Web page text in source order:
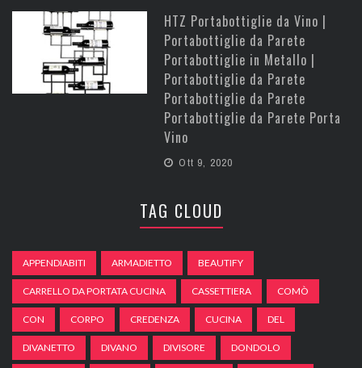
HTZ Portabottiglie da Vino |
Portabottiglie da Parete
Portabottiglie in Metallo |
Portabottiglie da Parete
Portabottiglie da Parete
Portabottiglie da Parete Porta
Vino
Ott 9, 2020
TAG CLOUD
APPENDIABITI ARMADIETTO BEAUTIFY
CARRELLO DA PORTATA CUCINA CASSETTIERA COMÒ
CON CORPO CREDENZA CUCINA DEL
DIVANETTO DIVANO DIVISORE DONDOLO